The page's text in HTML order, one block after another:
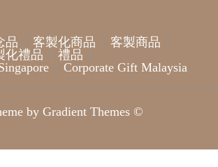
品 客製化商品
客製商品
化禮品
禮品
Corporate Gift Malaysia
by Gradient Themes ©